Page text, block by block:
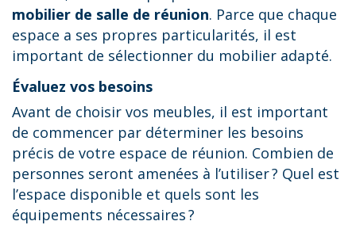
mobilier de salle de réunion. Parce que chaque
espace a ses propres particularités, il est
important de sélectionner du mobilier adapté.
Évaluez vos besoins
Avant de choisir vos meubles, il est important
de commencer par déterminer les besoins
précis de votre espace de réunion. Combien de
personnes seront amenées à l’utiliser ? Quel est
l’espace disponible et quels sont les
équipements nécessaires ?